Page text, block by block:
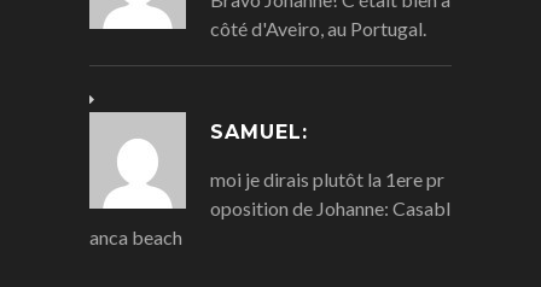
côté d'Aveiro, au Portugal.
SAMUEL:
moi je dirais plutôt la 1ere pr
oposition de Johanne: Casabl
anca beach